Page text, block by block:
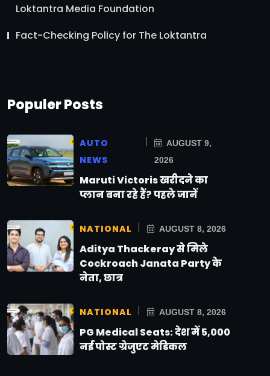
Loktantra Media Foundation
Fact-Checking Policy for The Loktantra
Populer Posts
AUTO
NEWS
AUGUST 9,
2026
Maruti Victoris खरीदने का
प्लान बना रहे हैं? पहले जानें
NATIONAL AUGUST 8, 2026
Aditya Thackeray से मिले
Cockroach Janata Party के
नेता, छात्र
NATIONAL AUGUST 8, 2026
PG Medical Seats: देश में 5,000
नई पोस्ट ग्रेजुएट मेडिकल